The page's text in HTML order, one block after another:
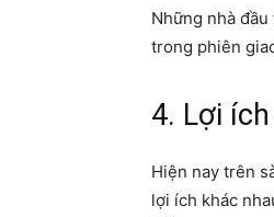
Những nhà
trong phiên
4. Lợi
Hiện nay trên
lợi ích khác